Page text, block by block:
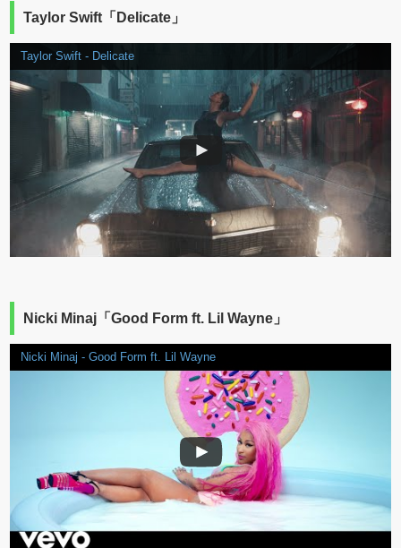
Taylor Swift「Delicate」
Taylor Swift - Delicate
Nicki Minaj「Good Form ft. Lil Wayne」
Nicki Minaj - Good Form ft. Lil Wayne